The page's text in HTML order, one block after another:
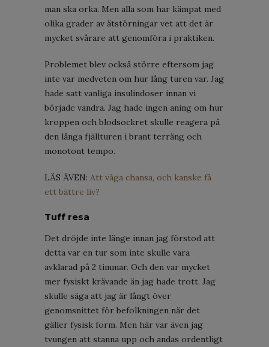
man ska orka. Men alla som har kämpat med
olika grader av ätstörningar vet att det är
mycket svårare att genomföra i praktiken.
Problemet blev också större eftersom jag
inte var medveten om hur lång turen var. Jag
hade satt vanliga insulindoser innan vi
började vandra. Jag hade ingen aning om hur
kroppen och blodsockret skulle reagera på
den långa fjällturen i brant terräng och
monotont tempo.
LÄS ÄVEN: Att våga chansa, och kanske få
ett bättre liv?
Tuff resa
Det dröjde inte länge innan jag förstod att
detta var en tur som inte skulle vara
avklarad på 2 timmar. Och den var mycket
mer fysiskt krävande än jag hade trott. Jag
skulle säga att jag är långt över
genomsnittet för befolkningen när det
gäller fysisk form. Men här var även jag
tvungen att stanna upp och andas ordentligt